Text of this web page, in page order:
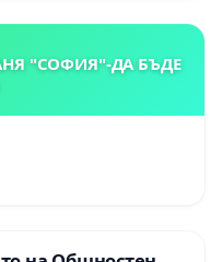
"СОФИЯ"-ДА БЪДЕ